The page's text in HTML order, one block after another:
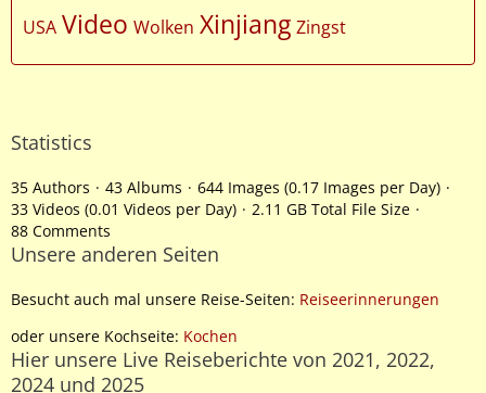
USA Video Wolken Xinjiang Zingst
Statistics
35 Authors 43 Albums
644 Images (0.17 Images per Day)
33 Videos (0.01 Videos per Day)
2.11 GB Total File Size
88 Comments
Unsere anderen Seiten
Besucht auch mal unsere Reise-Seiten: Reiseerinnerungen
oder unsere Kochseite: Kochen
Hier unsere Live Reiseberichte von 2021, 2022,
2024 und 2025